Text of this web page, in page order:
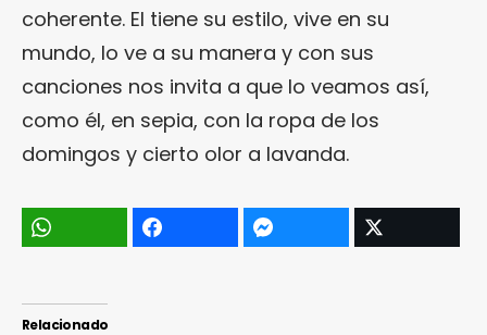
coherente. El tiene su estilo, vive en su
mundo, lo ve a su manera y con sus
canciones nos invita a que lo veamos así,
como él, en sepia, con la ropa de los
domingos y cierto olor a lavanda.
Relacionado